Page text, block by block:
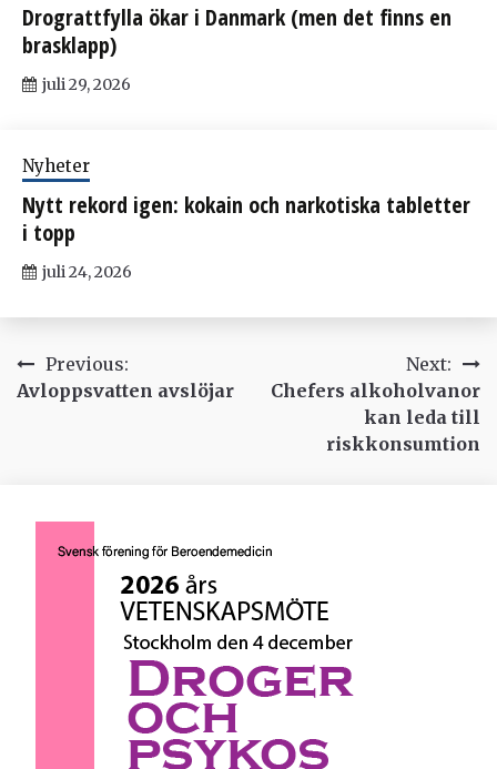
Drograttfylla ökar i Danmark (men det finns en
brasklapp)
juli 29, 2026
Nyheter
Nytt rekord igen: kokain och narkotiska tabletter
i topp
juli 24, 2026
Inläggsnavigering
Previous:
Avloppsvatten avslöjar
Next:
Chefers alkoholvanor
kan leda till
riskkonsumtion